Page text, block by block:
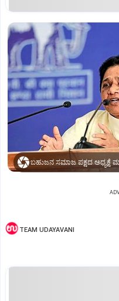
ಬಹುಜನ ಸಮಾಜ ಪಕ್ಷದ ಅಧ್ಯಕ್ಷೆ
TEAM UDAYAVANI